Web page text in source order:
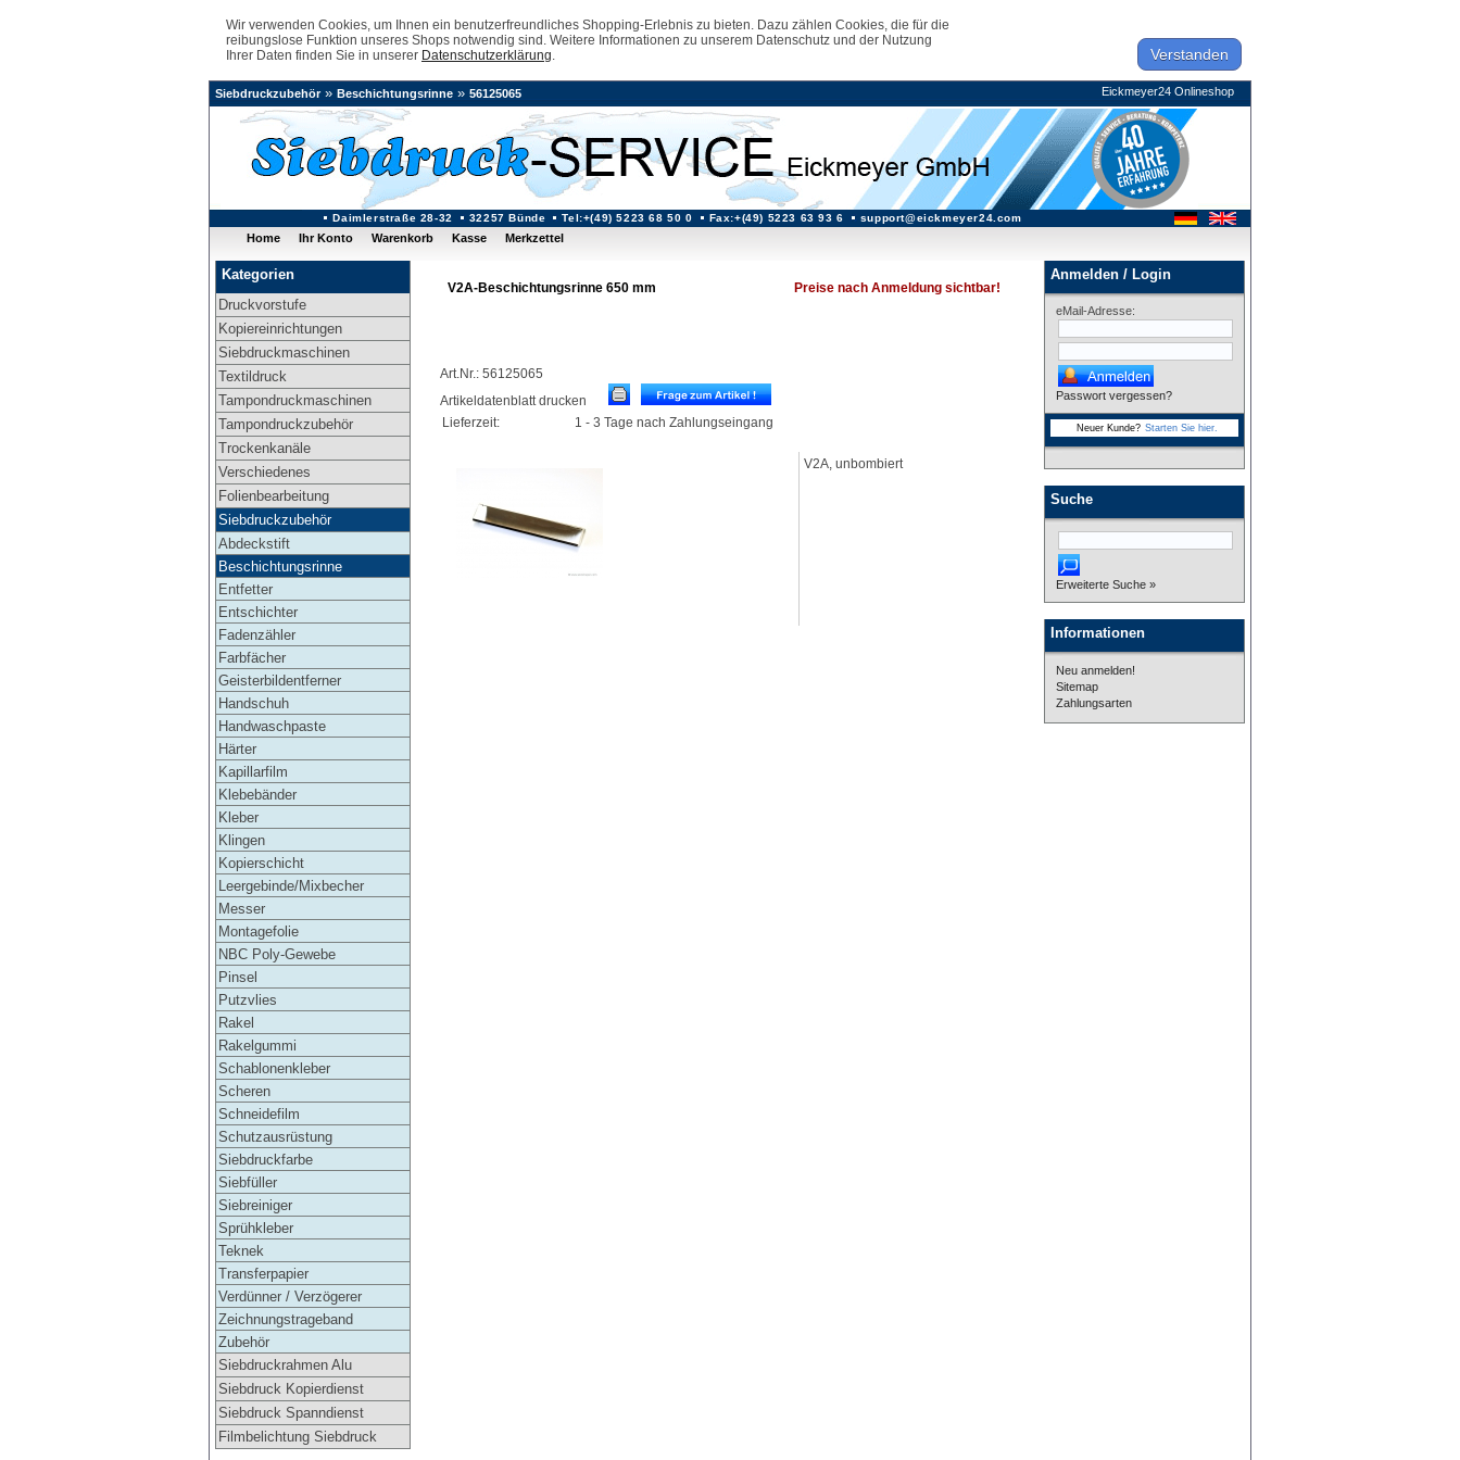
Wir verwenden Cookies, um Ihnen ein benutzerfreundliches Shopping-Erlebnis zu bieten. Dazu zählen Cookies, die für die
reibungslose Funktion unseres Shops notwendig sind. Weitere Informationen zu unserem Datenschutz und der Nutzung
Ihrer Daten finden Sie in unserer Datenschutzerklärung. Verstanden
Eickmeyer24 Onlineshop
Daimlerstraße 28-32 32257 Bünde Tel:+(49) 5223 68 50 0 Fax:+(49) 5223 63 93 6 support@eickmeyer24.com
Siebdruckzubehör» Beschichtungsrinne » 56125065
Home Ihr Konto Warenkorb Kasse Merkzettel
Kategorien
Druckvorstufe
Kopiereinrichtungen
Siebdruckmaschinen
Textildruck
Tampondruckmaschinen
Tampondruckzubehör
Trockenkanäle
Verschiedenes
Folienbearbeitung
Siebdruckzubehör
Abdeckstift
Beschichtungsrinne
Entfetter
Entschichter
Fadenzähler
Farbfächer
Geisterbildentferner
Handschuh
Handwaschpaste
Härter
Kapillarfilm
Klebebänder
Kleber
Klingen
Kopierschicht
Leergebinde/Mixbecher
Messer
Montagefolie
NBC Poly-Gewebe
Pinsel
Putzvlies
Rakel
Rakelgummi
Schablonenkleber
Scheren
Schneidefilm
Schutzausrüstung
Siebdruckfarbe
Siebfüller
Siebreiniger
Sprühkleber
Teknek
Transferpapier
Verdünner / Verzögerer
Zeichnungstrageband
Zubehör
Siebdruckrahmen Alu
Siebdruck Kopierdienst
Siebdruck Spanndienst
Filmbelichtung Siebdruck
Anmelden / Login
eMail-Adresse:
Passwort vergessen?
Neuer Kunde? Starten Sie hier.
Suche
Erweiterte Suche »
Informationen
Neu anmelden!
Sitemap
Zahlungsarten
V2A-Beschichtungsrinne 650 mm Preise nach Anmeldung sichtbar!
Art.Nr.: 56125065
Artikeldatenblatt drucken
Lieferzeit:
1 - 3 Tage nach Zahlungseingang
V2A, unbombiert